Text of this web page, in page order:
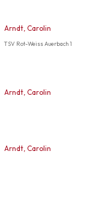
Arndt, Carolin
TSV Rot-Weiss Auerbach 1
Arndt, Carolin
Arndt, Carolin